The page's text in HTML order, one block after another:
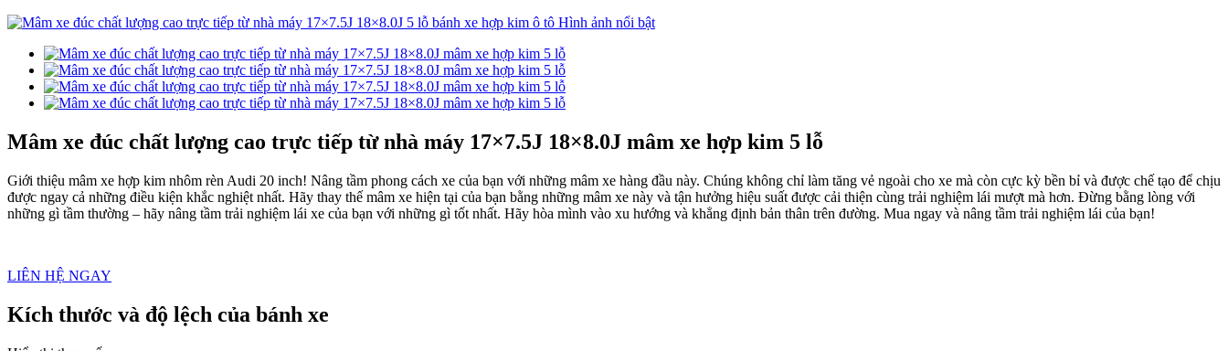
Mâm xe đúc chất lượng cao trực tiếp từ nhà máy 17×7.5J 18×8.0J mâm xe hợp kim 5 lỗ
Giới thiệu mâm xe hợp kim nhôm rèn Audi 20 inch! Nâng tầm phong cách xe của bạn với những mâm xe hàng đầu này. Chúng không chỉ làm tăng vẻ ngoài cho xe mà còn cực kỳ bền bỉ và được chế tạo để chịu
được ngay cả những điều kiện khắc nghiệt nhất. Hãy thay thế mâm xe hiện tại của bạn bằng những mâm xe này và tận hưởng hiệu suất được cải thiện cùng trải nghiệm lái mượt mà hơn. Đừng bằng lòng với
những gì tầm thường – hãy nâng tầm trải nghiệm lái xe của bạn với những gì tốt nhất. Hãy hòa mình vào xu hướng và khẳng định bản thân trên đường. Mua ngay và nâng tầm trải nghiệm lái của bạn!
LIÊN HỆ NGAY
Kích thước và độ lệch của bánh xe